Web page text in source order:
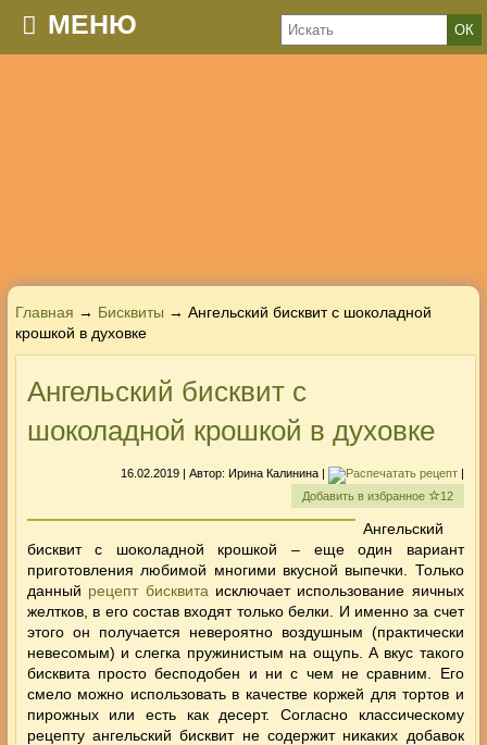
МЕНЮ
Главная → Бисквиты → Ангельский бисквит с шоколадной
крошкой в духовке
Ангельский бисквит с
шоколадной крошкой в духовке
16.02.2019 | Автор: Ирина Калинина|
|
Добавить в избранное
12
Ангельский
бисквит с шоколадной крошкой – еще один вариант
приготовления любимой многими вкусной выпечки. Только
данный рецепт бисквита исключает использование яичных
желтков, в его состав входят только белки. И именно за счет
этого он получается невероятно воздушным (практически
невесомым) и слегка пружинистым на ощупь. А вкус такого
бисквита просто бесподобен и ни с чем не сравним. Его
смело можно использовать в качестве коржей для тортов и
пирожных или есть как десерт. Согласно классическому
рецепту ангельский бисквит не содержит никаких добавок